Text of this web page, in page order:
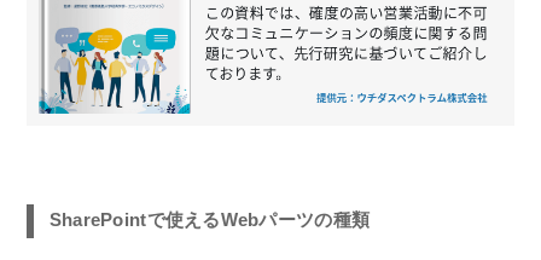
SharePointで使えるWebパーツの種類